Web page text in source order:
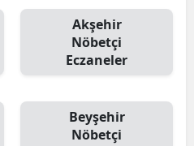
Akşehir
Nöbetçi
Eczaneler
Beyşehir
Nöbetçi